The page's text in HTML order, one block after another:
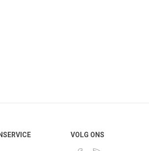
VOLG ONS